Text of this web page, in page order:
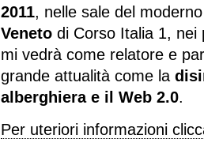
2011, nelle sale del moderno
Veneto di Corso Italia 1, nei
mi vedrà come relatore e
grande attualità come la
alberghiera e il Web 2.0.
Per uteriori informazioni